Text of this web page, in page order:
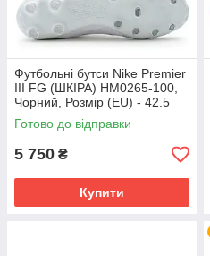
Футбольні бутси Nike Premier
III FG (ШКІРА) HM0265-100,
Чорний, Розмір (EU) - 42.5
Готово до відправки
5 750 ₴
Купити